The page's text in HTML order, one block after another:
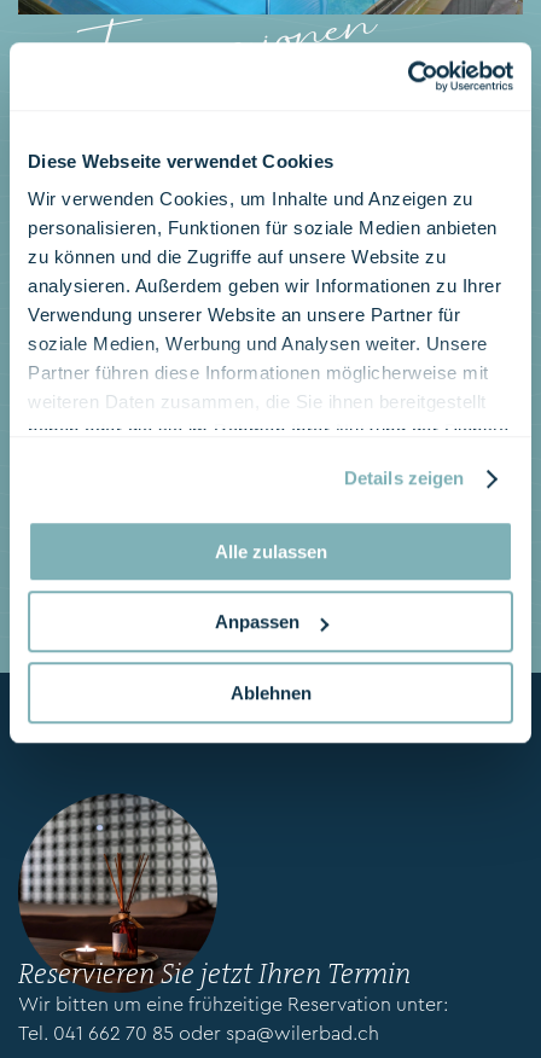
Diese Webseite verwendet Cookies
Wir verwenden Cookies, um Inhalte und Anzeigen zu
personalisieren, Funktionen für soziale Medien anbieten
zu können und die Zugriffe auf unsere Website zu
analysieren. Außerdem geben wir Informationen zu Ihrer
Verwendung unserer Website an unsere Partner für
soziale Medien, Werbung und Analysen weiter. Unsere
Partner führen diese Informationen möglicherweise mit
weiteren Daten zusammen, die Sie ihnen bereitgestellt
haben oder die sie im Rahmen Ihrer Nutzung der Dienste
Details zeigen
Alle zulassen
Anpassen
Ablehnen
Impressionen
Reservieren Sie jetzt Ihren Termin
Wir bitten um eine frühzeitige Reservation unter:
Tel. 041 662 70 85 oder spa@wilerbad.ch